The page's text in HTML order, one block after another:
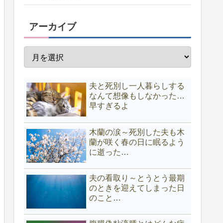
アーカイブ
夫と死別し一人暮らしする
なんて想像もしなかった…
早すぎるよ
木蘭の涙～死別した夫も木
蘭が咲く春の日に眠るよう
に逝った…
夫の看取り～とうとう最期
のときを迎えてしまった日
のこと…